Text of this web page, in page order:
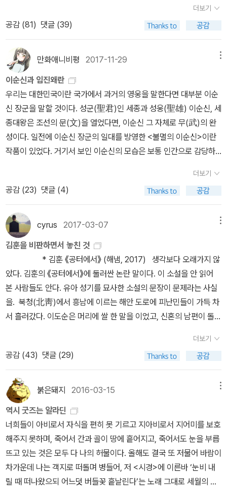
움의 결과가 임금은 두려운 것이다. 수영 안에 혹시라도 배설을 감추
어놓고 역모의 군사라도 기르고 있는 것이나 아닌지, 그것이 임금의
조바심이었다.' 작가 김훈은 이후, '나는 정치에 아둔했으나 나의 아둔
함이 부끄럽지는 않았다'라는 앞서의 서술에 걸맞게, 철저하게 '군인
으로서의 이순신'의 모습을 묘사해내고 있습니다. 임진년에 나는 농
사를 짓듯이, 고기를 잡듯이, 적을 죽였다. …… 임진년 바다에서는 알
수 없는 일이 많았고, 지금도 역시 그러하다. 가장 확실하고 가장 절박
하게 내 몸을 조여오는 그 거대한 적의(敵意)의 근본을 나는 알 수 없
었다. 알 수 없었으나, 내 적이 나와 나의 함대를 향해 창검과 총포를
겨누는 한 나는 내 적의 적이었다. 그것은 자명했다. 내 적에 의하여
자리매겨지는 나의 위치가 피할 수 없는 나의 자리였다. …… 나는 적
에 의해 규정되는 나의 위치를 무의미라고 여기지는 않았다. 힘든 일
이었으나 어쩔 수 없었다. 어쩔 수 없는 일은 결국 어쩔 수 없다. 그러
은 결국은 자연사일 것이었다. 비가 내리고 바람이 불어 나뭇잎이 지
는 풍경처럼, 애도될 일이 아닐 것이었다. …… 나는 임금의 칼에 죽기
는 싫었다. …… 나는 다만 적의 적으로서 살아지고 죽어지기를 바랐
다. 영화로 새삼 유명해진 명량해전에 임하는 이순신의 '사지에서는
살 길이 없음을 알아야 한다. 그것이 아마도 살 길이다. 살 길과 죽을
길이 다르지 않다. 너희는 마땅히 알라'라는 명령은 이처럼 '적의 적으
로 죽어지는 자연사'를 원했던 그의 마음 뿐만이 아니라, 변변한 지원
조차 받지 못했던 당시의 어쩔 수 없었던 현실로부터도 나온 것이었
주기를 바랐다. 그것이 전선 열두 척으로 적을 맞을 수 있는 단 하나의
전략이었다. 전략이라기보다는 그 이외에는 아무런 방책이 없었다.
…… 나를 죽이면 나를 살릴 수 없기 때문에 임금은 나를 풀어준 것 같
았다. 그러므로 나를 살려준 것은 결국은 적이었다. 살아서, 나는 다시
나를 살려준 적 앞으로 나아갔다. 세상은 뒤엉켜 있었다. 그 뒤엉킴은
말을 걸어볼 수 없이 무내용했다. 전선의 장수와 병사들은 이처럼 죽
음을 각오하고 전투에 임하고 있거늘, 뭐 하나 지원도 제대로 해주지
않았던 임금은 내내 이러한 이순신을 다구치기만 합니다. --- '남쪽
바다의 장수는 무얼 하고 있느냐. 너는 수군을 이끌고 물길로 나아가
적의 중원 병력을 바다에서 부수어라. …… 즉시 경상 해안 쪽의 적을
없애라.', '너는 빼앗은 왜적의 조총을 많이 쌓아두고 있다 하니 그중
(薄暮)(Dusk) - 저녁의 어둠의 시작으로 땅거미라고도 한다. 일몰
과 혼동된다. 저녁 박명의 끝* 박명 - 일몰 후에 잠시 밝고 푸른 시기​
나는 임금이 가여웠고, 임금이 무서웠다. 가여움과 무서움이 같다는
것을 나는 알았다. 임금은 강한 신하의 힘으로 다른 강한 신하들을 죽
여왔다.​나는 다만 임금의 칼에 죽기는 싫었다. 나는 임금의 칼에 죽는
죽음의 무의미를 감당해낼 수 없었다. ​나는 다만 적의 적으로서 살아
지고 죽어지기를 바랐다. 나는 나의 충을 임금의 칼이 닿지 않는 자리
에 세우고 싶었다. 적의 적으로서 죽는 내 죽음의 자리에서 내 무와 충
이 소멸해주기를 나는 바랐다. ​이원길이 돌아간 지 보름 뒤에 임금이
보낸 '면사첩'을 받았다. '면사' 두 글자뿐이었다.(······)죄가 없다는 것
도 아니고 죄를 사면해주겠다는 것도 아니고 다만 죽이지는 않겠다는
것이었다. p 44 / 57 / 60 / 110전선들이 다가오자 연기 냄새는 더
은 면이 어렸을 때 쌌던 푸른 똥의 덜 삭은 젖냄새와 죽은 어머니의,
오래된 아궁이 같던 몸냄새가 내 마음속에서 화약 냄새와 비벼졌다.
p 137 누린내와 비린내아베를 죽여서는 안 된다는 울음과 아베를 살
려두어서는 안 된다는 울음이 내 몸속에서 양쪽 다 울어지지 않았다.
몸속 깊은 곳에서 징징징 칼이 울었다. 가장 괴롭고 가장 선명한 길을
칼은 가리키고 있었다. p 151 그대의 칼내 어깨에는 적이 들어와 살
았고, 허리와 무릎에는 임금이 들어와 살았다. 활을 당겨 표적을 겨눌
때 나는 내 어깨에 들러붙은 적을 느꼈고 칼의 세를 바꾸려고 몸을 돌
릴 때 나는 내 허리와 무릎 속에서 살고 있는 임금을 느꼈다. 157p 1
올 단 한 끼니 앞에서 무효였다. 먹은 끼니나 먹지 못한 끼니나, 지나
간 끼니는 닥쳐올 끼니를 해결할 수 없었다. 끼니는 시간과도 같았다.
(······) ​그해 겨울에 헤아릴 수 없이 많은 격군과 사부들이 병들어 죽고
굶어 죽었다. 나는 굶어 죽지 않았다. 나는 수군통제사였다. 나는 먹었
다. (······)그해 겨울의 밥은 무참했다. 끼니는 계속 돌아왔고 나는 먹
었다. 나는 말없이 먹었다. p 189 밥 / p 193~194 밥나는 결국 자연
사 이외의 방식으로는 죽을 수 없었다. 적탄에 쓰러져 죽는 나의 죽음
까지도 결국은 자연사일 것이었다. 그러나 나는 적이 물러가버린 빈
바다에서는 죽을 수 없었다. 나는 갈 것이었다. p 294 서늘한 중심
누군가가 자신이 그해 읽은 책 중 가장 좋은 책으로 추천했기 때문이
었다. 전쟁과 여성이라니 뜻밖의 조합이다. 당연히 어울리지 않는 조
합이고, 그렇기 때문에 너무 쉽게 납득되는 제목이기도 했다. 전쟁이
여자의 얼굴을 하지 않은 건 맞지 뭐. 전쟁과 여성이라니 뭐 어쩌라는
거지 우리는 전쟁에 대한 모든 것을 ‘남자의 목소리’를 통해 알았다.
우리는 모두 ‘남자’가 이해하는 전쟁, ‘남자’가 느끼는 전쟁에 사로잡
혀 있다.스베틀라나 알렉시에비치, 『전쟁은 여자의 얼굴을 하지 않았
다』, 박은정 역, 문학동네, 2015, p.17 당연하다고 생각했다. 전쟁을
수행하는 것은 남자니까, 당연히 전쟁에 관해 서술하는 것도 남자여
키우며 다쳐서 돌아온 남자를 보살피는 존재로 전장의 후방에 위치하
니까. 굳이 전쟁의 한가운데에 여성이 있다면 그건 전쟁 범죄의 희생
자로서였다. 그러나 ‘탐욕의 끝, 사상 최악의 전쟁’(『제2차 세계대전』
의 부제다. 그리고 이 책의 저자는 모두 남성이다.)이었던 제2차 세계
대전의 동부전선에서는 양상이 달랐다. 한국문학은 ‘아버지 부
재’의 문학이다. 이건 작가의 성별이나 주인공의 성별과 관계없이 동
일하게 일어나는 현상이라 더 흥미롭다. 시대 배경이 20세기의 중반,
일제 강점기 후반부이거나 6.25를 전후로 한 시기라면 더욱 그렇다.
그 시기를 배경으로 한 한국문학에 ‘아버지’라는 존재는 부재를 통해
주인공의 삶을 조건을 더 열악하게(가난하게) 만들거나, 존재감이 너
무도 희미해 있지만 있지 않은 존재다. 이러한 한국 문학의 기이한 ‘부
후반에 활약한 작가들의 작품에도 여전히 그 흔적이 남아 있다. ‘아버
지’라는 존재가 꽤 큰 의미를 가지고 있는 외국의 문학(특히 이웃 일
본의 문학은 오히려 ‘어머니 부재’라는 느낌이 들만큼 부성이 강조된
다.)에 비해 한국 문학은 대부분 어머니 혼자 아이를 낳아 어머니 혼
자 기른다. 김원일 『마당 깊은 집』-남성작가, 남성주인공-, 박완서
『엄마의 말뚝』-여성 작가 여성주인공-등등을 봐도 그렇지만 말이다,
한국 문학에서는 피츠제럴드의 『위대한 개츠비』에서 “누군가를 비판
하고 싶을 때는 이 점을 기억해 두는 게 좋을 거다. 세상의 모든 사람
이 다 너처럼 유리한 입장에 서있지는 않다는 것을.”라는 멋진 조언을
남기는 닉 캐러웨이의 아버지 같은 아버지는 나오지 않는다. (스콧 피
기를 써야만 했는지를 보여준다. 그녀는 고백한다. '이 이야기를 통과
하지 않고는 어디로도 갈 수 없었다'고.『소년이 온다』는 광주라는 도
시와 그곳에서 상처받은 이들의 삶을 통해 대한민국 현대사의 비극을
정면으로 마주한다. 이 소설은 과거를 기록하며 동시에 묻는다. 우리
가 이 비극을 잊는다면, 그날의 어둠은 다시금 우리의 문을 두드릴 것
이다.김훈의 『칼의 노래』에서 나온 말처럼, '권력은 칼을 쥔 자의 것이
아니라, 그 칼을 바라보는 자들의 두려움에서 나온다.' 그렇다면 현재
한국의 정국에서 다시 떠오른 계엄령의 망령은 무엇을 의미하는가?
국민은 이미 한 번 그 칼끝에 당했던 경험이 있다. 우리가 두려움 속에
침묵하면, 권력은 그 칼을 휘두를 이유를 스스로 정당화할 것이다.오
늘날 우리가 마주한 두려움은 과거와 닮아 있다. 칼끝은 여전히 우리
의 눈앞에서 흔들리고 있고, 권력은 여전히 그 칼을 자신들의 논리를
을 감아서는 안 된다. 김훈의 글이 강조하는 것은 바로 그 지점이다.
두려움을 느끼더라도, 침묵하지 않는 용기가 필요하다. 칼을 바라보
는 이들의 두려움이 권력의 이유가 될 수 없다면, 그 칼은 아무것도 자
를 수 없다.한강과 김훈의 글은 다르지만, 공통된 메시지를 담고 있다.
두려움 속에서도 우리는 침묵해서는 안 된다. 두려움이 침묵으로 이
어질 때, 권력은 이번처럼 가장 추악한 형태로 자신을 드러낸다. 침묵
하지 않는 순간, 칼을 쥔 손은 흔들리고, 그 칼은 힘을 잃는다.오늘의
계엄령의 그림자는 단지 과거의 반복이 아니라, 우리의 현재와 미래
에 던지는 질문이다. 우리는 다시 두려움 속에서 침묵할 것인가, 아니
엄령 논란 속에서 어느 대형 신문사가 보여준 태도는 그야말로 '진실
을 가장한 기만의 언어'였다. 한나 아렌트는 『전체주의의 기원』에서
이렇게 말한다. '진실이 부정되고 거짓이 수단화될 때, 권력은 가장 추
악한 형태로 존재한다.' 이 신문사는 국민의 상식을 무시하고, 왜곡된
프레임을 통해 국민의 분노를 조롱한다. 그들은 국민을 똥멍충이로
보고, 진실을 자신의 정치적 목적을 위해 왜곡하며, 허상을 마치 진실
처럼 내세운다.한편, 아렌트의 『예루살렘의 아이히만』은 '악의 평범
성'이라는 개념을 통해, 이러한 권력과 거짓의 메커니즘을 더욱 날카
롭게 꿰뚫는다. 아이히만은 자신이 단지 명령에 따라 행동했을 뿐이
라고 주장하며, 자신의 행위가 만들어낸 참혹한 결과에 대해 도덕적
책임을 회피했다. 그는 스스로의 무지를 무기로 삼아, 제도적 악의 일
이번 경우에는 장성주 선생. 원작 영문에서 다음 문장을 만들었다.'적
호(담원사의 애마)가 내뿜은 숨결이 달빛 속에서 섬뜩한 흰빛을 띠고
사이에 긴 시간, 중국에서 미국으로 어린 시절 이민 간 작가 켄 리우,
그의 영어 원고, 장성주 역자의 작업 등이 다 얇디 얇은 막으로 변해버
렸다. 난 지금 적호의 숨결과 담원사의 긴장을 느낄 수 있다. 그가 현
대 한국말을 하는 게 전혀 이상하지 않다. 번역의 힘. 작가 켄 리우는
이 가상 역사에서 실제 역사를 참조는 했지만 그보다는 자신이 생각
하는 아름다운 옛 중국 명과 지금(2010년 출간 당시 한참 쭉 쭉 뻗어
나가는)의 중국을 칭송하고 있다. 그의 다른 작품 <민들레 왕조 연대
기>는 초한지의 sf적 재해석인데 (한신이 여성으로 나온다니 궁금하
다. 초한지 소재와 삼국지 소재가 많이 보인다. 명의 평화를 사랑하는
황제, 시기를 앞선 과학영재 담원사, 용맹한 조선 출신 명 장군이 나온
다. 하지만 이여송은 조선 출신 가문일 뿐이지 그가 분한 마음에 조선
어 욕설을 할 정도로 조선에 가까운 사람은 아니다. 더해서 이순신 장
군이 그에게 조선어 편지를 보냈을리가. 일기도 한자로 쓰신 분이. 켄
리우에게 조선어/한글은 한자와 격차를 둔 다른 전달 체계인 것이다.
(야! 너!) 다시 역사와 나 사이의 거리가 벌어진다. 켄 리우가 대국 중
국 출신 대국 미국인 작가인 자기 존재를 드러내버렸다. 우리말 번역
가 측에서도 불편한 마음을 감추지 않는다.'이순신 장군께서 전라도
앞바다에서 왜군의 보급선과 수송선을 모조리 격침하시지 않았다면,
풍신수길은 이미 한 달 전에 압록강을 건넜을 것입니다. 나흘 전에 이
순신 장군을 뵈었는데, 장군께 안부 인사를 전하시더군요.' (북두, 28
높이는 것은 바른 화법이 아니다. 하지만 임진왜란 때 원군이랍시고
와서, 그것도 조상이 조선 사람이라는 인물이 열심히 싸우지도 않고
여러 잡음만 일으킨 인물에게 이순신을 낮추어 언급하기 싫었으리라.
독자인 내 마음도 그랬다. 그래서 영특한 담원사의 계책을 우리 번역
문으로 읽으면서 자꾸만 나는 한산과 명량을 떠올렸고 장성주 역자의
문장에서 김훈을 보았다. 역시나 번역서는 번역서이고 번역가의 창작
활동 없이는 담원사의 '코드 네임 북두'도 제 빛을 발하지 못한다. 이
야기는 이야기이다. 역사를 너무 의식하면 마음이 무거워진다.
집 외에는 활자라고는 쳐다도 보지도 않았지만, 7월의 어느날부터 나
도 모르게 한권, 두권 사모아서 한층, 한층 책탑을 이루어낸 걸 보면,
뭔가를 읽고 싶고 읽은 것을 이야기하며 나누고 싶은 욕망이 많이 억
눌려 있었던 모양이긴 하다. 나에게 이 20여권의 책들이 지독하게
나를 지배하고 있는 고난의 독서정체기를 벗어나게 해 주길 희망하
며, 다른 북플님들 독서후기 쓸고 계실때 도서구입기로 책읽기의 마
음을 다 잡아보도록 하자.대체로 후기를 읽거나 상세한 정보없이 마
음이 끌려서 사모은 책들이다. 사두고 그냥 박아두는것 같아 꺼내서
만듬새도 보고, 앞뒤표지도 살피면서 몇시간째 궁상중이다. 좀 더 느
낌을 가지고자 적절한 수준에서 처음 문장과 마지막 문장을 적어 보
았다. 2. 여름휴가가 가고 싶어서.ㅠ.ㅠ (제목만 보고 구입한 책)
새로 옮긴 부서는 여름휴가가 없다. 메뚜기도 한철이라는 말이 무색
하게 여기있는 나는 사시사철 메뚜기 모드이지만 특히나 7~9월은
신한다. 그런 메뚜기의 나날을 보내던 어느날 알라딘은 여름 휴가지
에서 읽을 책이라는 리스트로 유혹하는 것도 모자라서 무드 램프까지
준다고 유혹한다. “3만원 이상이면 여름휴가에 분위기 업 램프까
딘MD에 대한 모독이다. 이루지도 못할 걸 뻔히 알지만 책읽는 휴가
를 상상하면서 화끈하게 구입하구선 에어컨 옆 책장으로 시원하게 모
셨다. 그래도 4권 중 2권은 읽기 시작했으니 나의 본격적인 휴가는
이제 시작된 것일지도 모른다. 나머지 2권은 여전히 책장에서 시원하
과 같은 심정으로 읽으면 김훈 작가님께 정말 미안해 지는데, 정말 죄
송해지는데,,,,,,나는 주인공 이순신장군에 내가 존경하고 마음의 빚같
은 걸 가지고 있는 누군가를 어느 순간부터 겹쳐서 읽고 있다. 그분이
겹쳐져서 문장이 더더욱 아리고, 상황을 묵묵히 바라보며 견디는 한
인간의 시선, 생각, 마음 때문에 더더욱 진도는 더뎌나간다. 이제는 오
랜만에 느끼는 울컥함을 더 진하게 붙잡고 싶은 마음에 느리게 느리
게 조금씩 조금씩 읽고 있다. 가끔은 맥주를 곁에 두구선! - (처음)
버려진 섬마다 꽃이 피었다. - (마지막) 세상의 끝이...이처럼...가
볍고....또...고요할 수 있다는 것이..., 칼로 베어지지 않는 적들을......
이 세상에 남겨놓고....내가 먼저...., 관음포의 노을이......적들 쪽으
로...... (2) 바덴바덴에서의 여름(레오니드 치프킨) ㅇ 나에게 바덴
더보기
공감 (81) 댓글 (39)
만화애니비평 2017-11-29
이순신과 임진왜란
우리는 대한민국이란 국가에서 과거의 영웅을 말한다면 대부분 이순
신 장군을 말할 것이다. 성군(聖君)인 세종과 성웅(聖雄) 이순신, 세
종대왕은 조선의 문(文)을 열었다면, 이순신 그 자체로 무(武)의 완
성이다. 일전에 이순신 장군의 일대를 방영한 <불멸의 이순신>이란
작품이 있었다. 거기서 보인 이순신의 모습은 보통 인간으로 감당하
서 이순신이 상대로 하던 적은 과연 왜적이었을까? 임진왜란사를 연
구하면 참으로 흥미로운 것들이 많다. 임진왜란이 7갑자 즉 420년
전에 계속 우리 조선 한국 땅을 고난의 세계로 만들었다. 게다가 정
확히 420년 전은 1597년 정유재난이 일어나던 시기이다. 임진왜란
이 1592년에 발발한 원인을 보고, 정유재란이 일어난 배경도 봐도 참
으로 문제가 많았다. 단순히 이것은 이순신 한명으로 모든 적을 섬멸
한 것이 아니라, 전 방위적으로 관찰할 것이 참으로 많았다. 그러나 막
상 우리가 접한 임진왜란은 단행본 연구서적 내지 드라마에 더 심한
편중을 둘 것이다. <불멸의 이순신>이나 <징비록>을 보자면, 전자는
이순신을 중심으로 후자는 유성룡을 중심으로 이야기가 전개된다. 하
지만 중요한 사실은 2사람 모두 임진왜란 당시 없었다면 조선의 앞날
인 요소를 다소 집어넣어 이야기를 극적으로 이끌어내나, 대하드라마
불멸의 이순신>은 소설도 있었으나 더 중요한 것은 김훈 작가의 <칼
의 노래>였다. 칼의 노래를 예전에 약간 읽은 기억이 있다. 문체가 매
우 비장하고 엄중했다. 이순신의 마음이 어떻게 되어있는지 말 그대
로 칼을 마음에 품고, 자신은 언제나 칼 위에 걷고 있는 칼집 같은 모
습이었다. 칼을 가지고 있기에 그 자신조차 벨 수 있다는 각오에서 더
이상 무슨 수식어를 붙어야 한단 말인가? 그러나 임진왜란을 말하
기 전에 이순신이란 한 인간을 말할 수 없겠지만, 임진왜란이란 전체
적인 맥락을 살펴보는 게 필요하다. 성인(聖人)이란 단어처럼 일반
더보기
공감 (23) 댓글 (4)
cyrus 2017-03-07
김훈을 비판하면서 놓친 것
* 김훈 《공터에서》 (해냄, 2017) 생각보다 오래가지 않
았다. 김훈의 《공터에서》에 둘러싼 논란 말이다. 이 소설을 안 읽어
본 사람들도 안다. 유아 성기를 묘사한 소설의 문장이 문제라는 사실
을. 북청(北靑)에서 흥남에 이르는 해안 도로에 피난민들이 가득 차
서 흘러갔다. 이도순은 머리에 쌀 한 말을 이었고, 신혼의 남편이 돌
처네를 풀었다. 이도순은 보따리에서 기저귀를 꺼냈다. 딸아이의 작
은 성기가 추위에 오므라져 있었는데 그 안쪽은 따쓰해 보였다. 거기
가 따뜻하므로 거기가 가장 추울 것이었다. 젖은 기저귀에서 김이 올
랐다.[1] 어떤 독자들은 이 문장을 보자마자 불편하다고 느꼈다. 특히
김현 시인은 ‘딸아이의 작은 성기’에 대한 묘사가 남성 중심적 시각이
반영된 관음증적 시선이라고 주장했다.[참고1] 그런데 이 문장을 남
성 중심적 · 관음증적 시선이 빚어낸 최악의 표현으로 규정하는 비판
의 근거들이 빈약해 보인다. 관음증은 남을 몰래 훔쳐보는 행위이다.
인간은 사회를 조직하고 집단생활을 하다 보니 개개인의 원시적 본능
은 억제되어야만 했다. 남의 눈 때문에 억압되어 온 감정이 다른 사람
더보기
공감 (43) 댓글 (29)
붉은돼지 2016-03-15
역시 굿즈는 알라딘
너희들이 아비로서 자식을 편히 못 기르고 지아비로서 지어미를 보호
해주지 못하며, 죽어서 간과 골이 땅에 흩어지고, 죽어서도 눈을 부릅
뜨고 있는 것은 모두 다 나의 허물이다. 올해도 결국 또 저물어 바람이
차가운데 나는 객지로 떠돌며 병들어, 저 <시경>에 이른바 ‘눈비 내
릴 때 떠나왔으되 어느덧 버들꽃 흩날린다’는 노래 그대로 세월의 덧